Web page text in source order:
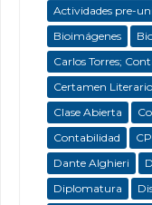
Actividades pre-
Bioimágenes
Carlos Torres;
Certamen Literario
Clase Abierta
Contabilidad
Dante Alghieri
Diplomatura